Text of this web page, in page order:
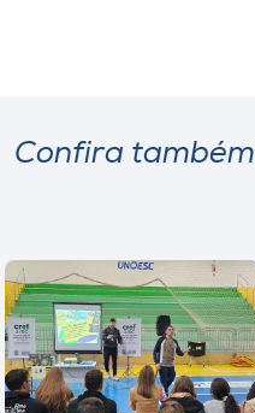
Confira também